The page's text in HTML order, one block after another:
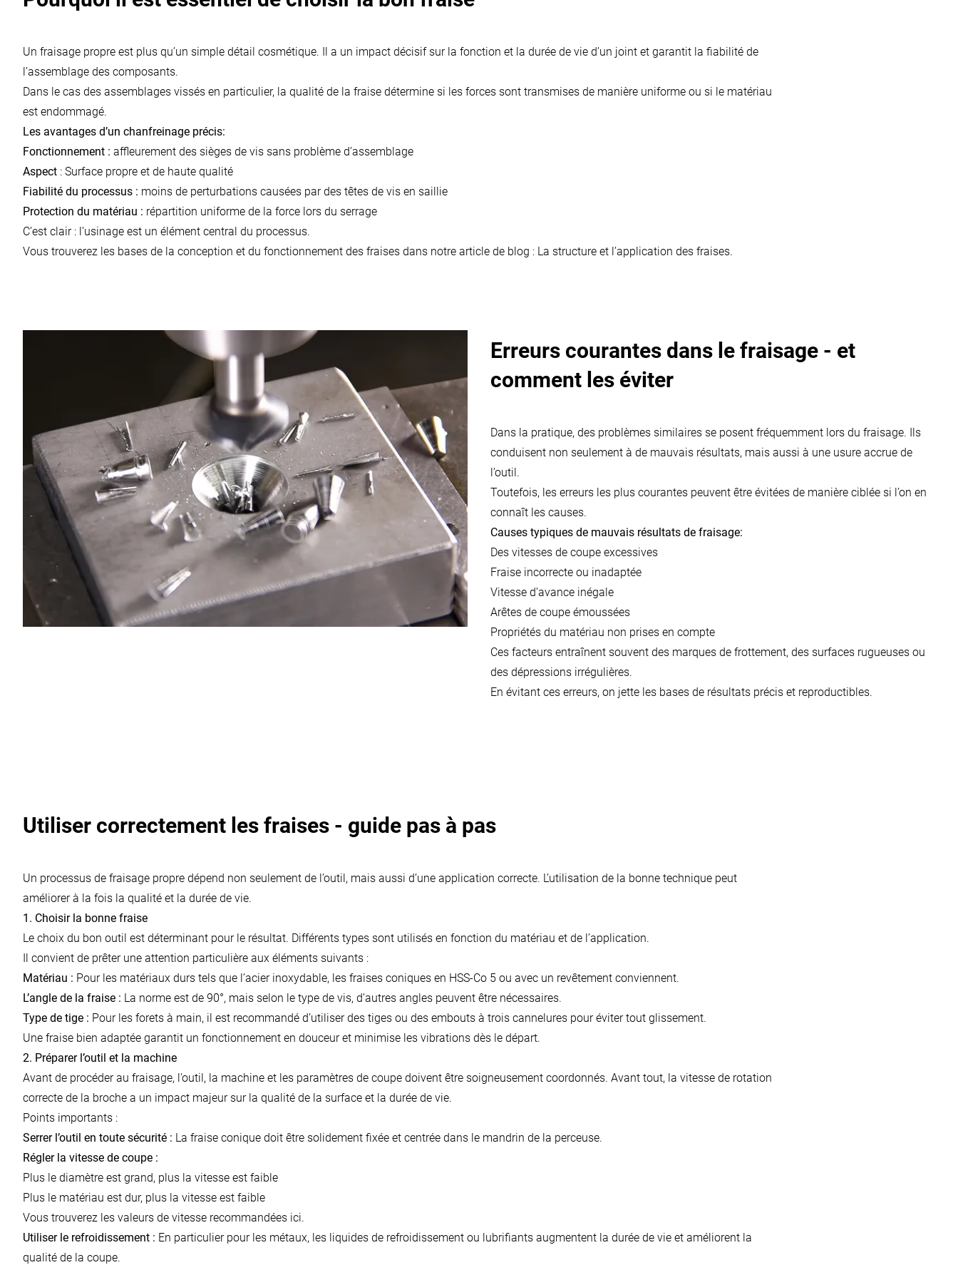
Un fraisage propre est plus qu’un simple détail cosmétique. Il a un impact décisif sur la fonction et la durée de vie d’un joint et garantit la fiabilité de
l’assemblage des composants.
Dans le cas des assemblages vissés en particulier, la qualité de la fraise détermine si les forces sont transmises de manière uniforme ou si le matériau
est endommagé.
Les avantages d’un chanfreinage précis:
Fonctionnement : affleurement des sièges de vis sans problème d’assemblage
Aspect : Surface propre et de haute qualité
Fiabilité du processus : moins de perturbations causées par des têtes de vis en saillie
Protection du matériau : répartition uniforme de la force lors du serrage
C’est clair : l’usinage est un élément central du processus.
Vous trouverez les bases de la conception et du fonctionnement des fraises dans notre article de blog : La structure et l’application des fraises.
Erreurs courantes dans le fraisage - et
comment les éviter
Dans la pratique, des problèmes similaires se posent fréquemment lors du fraisage. Ils
conduisent non seulement à de mauvais résultats, mais aussi à une usure accrue de
l’outil.
Toutefois, les erreurs les plus courantes peuvent être évitées de manière ciblée si l’on en
connaît les causes.
Causes typiques de mauvais résultats de fraisage:
Des vitesses de coupe excessives
Fraise incorrecte ou inadaptée
Vitesse d’avance inégale
Arêtes de coupe émoussées
Propriétés du matériau non prises en compte
Ces facteurs entraînent souvent des marques de frottement, des surfaces rugueuses ou
des dépressions irrégulières.
En évitant ces erreurs, on jette les bases de résultats précis et reproductibles.
Utiliser correctement les fraises - guide pas à pas
Un processus de fraisage propre dépend non seulement de l’outil, mais aussi d’une application correcte. L’utilisation de la bonne technique peut
améliorer à la fois la qualité et la durée de vie.
1. Choisir la bonne fraise
Le choix du bon outil est déterminant pour le résultat. Différents types sont utilisés en fonction du matériau et de l’application.
Il convient de prêter une attention particulière aux éléments suivants :
Matériau : Pour les matériaux durs tels que l’acier inoxydable, les fraises coniques en HSS-Co 5 ou avec un revêtement conviennent.
L’angle de la fraise : La norme est de 90°, mais selon le type de vis, d’autres angles peuvent être nécessaires.
Type de tige : Pour les forets à main, il est recommandé d’utiliser des tiges ou des embouts à trois cannelures pour éviter tout glissement.
Une fraise bien adaptée garantit un fonctionnement en douceur et minimise les vibrations dès le départ.
2. Préparer l’outil et la machine
Avant de procéder au fraisage, l’outil, la machine et les paramètres de coupe doivent être soigneusement coordonnés. Avant tout, la vitesse de rotation
correcte de la broche a un impact majeur sur la qualité de la surface et la durée de vie.
Points importants :
Serrer l’outil en toute sécurité : La fraise conique doit être solidement fixée et centrée dans le mandrin de la perceuse.
Régler la vitesse de coupe :
Plus le diamètre est grand, plus la vitesse est faible
Plus le matériau est dur, plus la vitesse est faible
Vous trouverez les valeurs de vitesse recommandées ici.
Utiliser le refroidissement : En particulier pour les métaux, les liquides de refroidissement ou lubrifiants augmentent la durée de vie et améliorent la
qualité de la coupe.